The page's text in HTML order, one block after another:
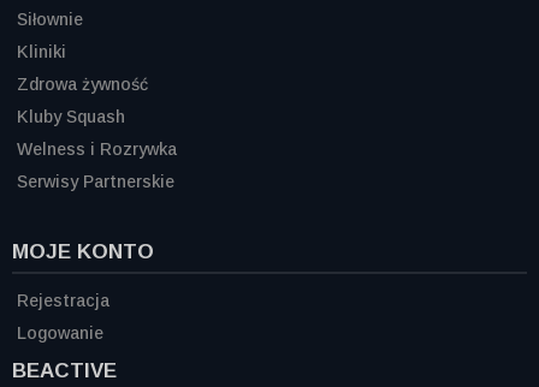
Siłownie
Kliniki
Zdrowa żywność
Kluby Squash
Welness i Rozrywka
Serwisy Partnerskie
MOJE KONTO
Rejestracja
Logowanie
BEACTIVE